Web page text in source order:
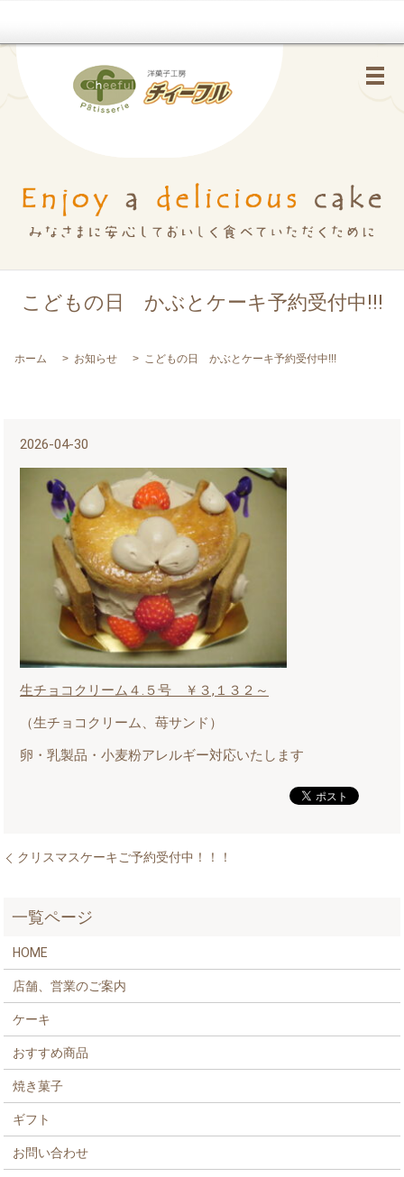
メ
こどもの日 かぶとケーキ予約受付中!!!
ホーム お知らせ こどもの日 かぶとケーキ予約受付中!!!
2026-04-30
生チョコクリーム４.５号 ￥３,１３２～
（生チョコクリーム、苺サンド）
卵・乳製品・小麦粉アレルギー対応いたします
クリスマスケーキご予約受付中！！！
一覧ページ
HOME
店舗、営業のご案内
ケーキ
おすすめ商品
焼き菓子
ギフト
お問い合わせ